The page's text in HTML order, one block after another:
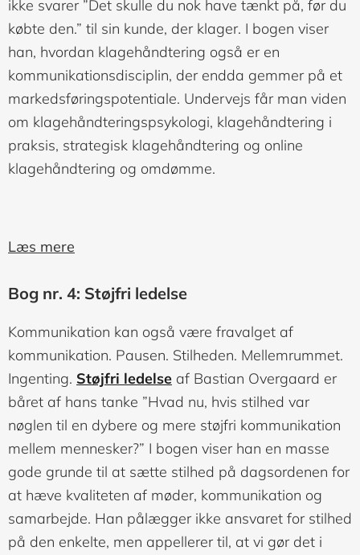
ikke svarer ”Det skulle du nok have tænkt på, før du
købte den.” til sin kunde, der klager. I bogen viser
han, hvordan klagehåndtering også er en
kommunikationsdisciplin, der endda gemmer på et
markedsføringspotentiale. Undervejs får man viden
om klagehåndteringspsykologi, klagehåndtering i
praksis, strategisk klagehåndtering og online
klagehåndtering og omdømme.
Læs mere
Bog nr. 4: Støjfri ledelse
Kommunikation kan også være fravalget af
kommunikation. Pausen. Stilheden. Mellemrummet.
Ingenting. Støjfri ledelse af Bastian Overgaard er
båret af hans tanke ”Hvad nu, hvis stilhed var
nøglen til en dybere og mere støjfri kommunikation
mellem mennesker?” I bogen viser han en masse
gode grunde til at sætte stilhed på dagsordenen for
at hæve kvaliteten af møder, kommunikation og
samarbejde. Han pålægger ikke ansvaret for stilhed
på den enkelte, men appellerer til, at vi gør det i